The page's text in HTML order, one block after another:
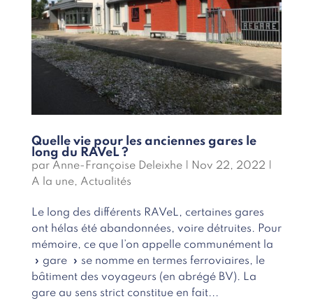
Quelle vie pour les anciennes gares le
long du RAVeL ?
par Anne-Françoise Deleixhe| Nov 22, 2022
A la une, Actualités
Le long des différents RAVeL, certaines gares
ont hélas été abandonnées, voire détruites. Pour
mémoire, ce que l’on appelle communément la
» gare » se nomme en termes ferroviaires, le
bâtiment des voyageurs (en abrégé BV). La
gare au sens strict constitue en fait...